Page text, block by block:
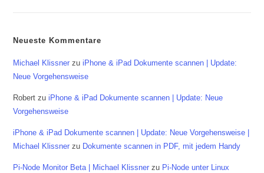
Neueste Kommentare
Michael Klissner zuiPhone & iPad Dokumente scannen | Update:
Neue Vorgehensweise
Robert zuiPhone & iPad Dokumente scannen | Update: Neue
Vorgehensweise
iPhone & iPad Dokumente scannen | Update: Neue Vorgehensweise |
Michael Klissner zu Dokumente scannen in PDF, mit jedem Handy
Pi-Node Monitor Beta | Michael Klissner zu Pi-Node unter Linux